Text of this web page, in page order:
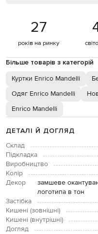
27
років на ринку
Більше товарів з категорій
Куртки Enrico Mandelli
Одяг Enrico Mandelli
Enrico Mandelli
ДЕТАЛІ Й ДОГЛЯД
Склад
Підкладка
Виробництво
Колір
Декор
замшеве
логотипа в тон
Застібка
Кишені (зовнішні)
Кишені (внутрішні)
Догляд